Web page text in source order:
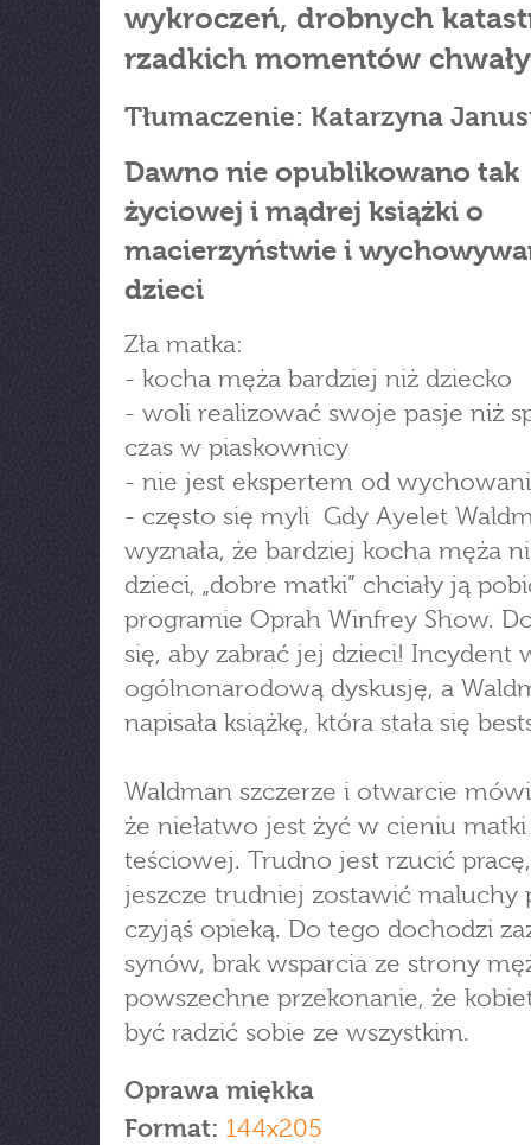
wykroczeń, drobnych
rzadkich momentów chwały
Tłumaczenie: Katarzyna
Dawno nie opublikowano tak
życiowej i mądrej książki o
macierzyństwie i
dzieci
Zła matka:
- kocha męża bardziej niż dziecko
- woli realizować swoje pasje niż
czas w piaskownicy
- nie jest ekspertem od
- często się myli Gdy Ayelet
wyznała, że bardziej kocha męża
dzieci, „dobre matki” chciały ją
programie Oprah Winfrey Show.
się, aby zabrać jej dzieci! Incydent
ogólnonarodową dyskusję, a
napisała książkę, która stała się
Waldman szczerze i otwarcie
że niełatwo jest żyć w cieniu matki
teściowej. Trudno jest rzucić
jeszcze trudniej zostawić maluchy
czyjąś opieką. Do tego dochodzi
synów, brak wsparcia ze strony
powszechne przekonanie, że
być radzić sobie ze wszystkim.
Oprawa miękka
Format: 144x205